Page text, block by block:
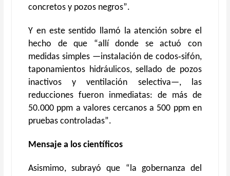
concretos y pozos negros”.
Y en este sentido llamó la atención sobre el
hecho de que “allí donde se actuó con
medidas simples —instalación de codos‑sifón,
taponamientos hidráulicos, sellado de pozos
inactivos y ventilación selectiva—, las
reducciones fueron inmediatas: de más de
50.000 ppm a valores cercanos a 500 ppm en
pruebas controladas”.
Mensaje a los científicos
Asismimo, subrayóque “la gobernanza del